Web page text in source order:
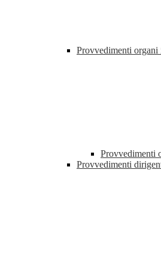
Provvedimenti
Provvedimenti
Provvedimenti